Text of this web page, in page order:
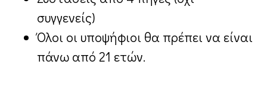
συγγενείς)
Όλοι οι υποψήφιοι θα πρέπει να είναι
πάνω από 21 ετών.